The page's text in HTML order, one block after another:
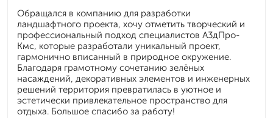
Обращался в компанию для разработки
ландшафтного проекта, хочу отметить творческий и
профессиональный подход специалистов А3дПро-
Кмс, которые разработали уникальный проект,
гармонично вписанный в природное окружение.
Благодаря грамотному сочетанию зелёных
насаждений, декоративных элементов и инженерных
решений территория превратилась в уютное и
эстетически привлекательное пространство для
отдыха. Большое спасибо за работу!